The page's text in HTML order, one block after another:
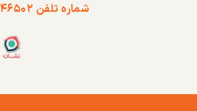
شماره تلفن ۰۱۱۵۲۲۴۶۵۰۲